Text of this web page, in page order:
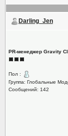
Darling_Jen
PR-менеджер Gravity
Пол :
Группа: Глобальные
Сообщений: 142